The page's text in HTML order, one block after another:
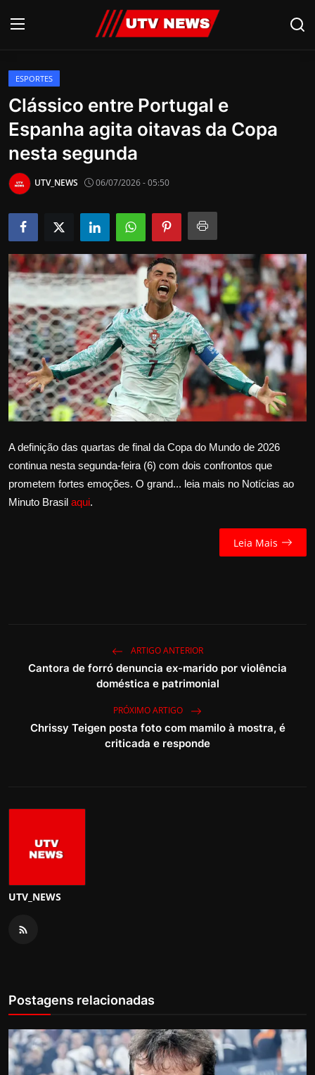
AO VIVO
PIRACICABA
CAMPINAS
LIMEIRA
ESPIRITO SANTO
Economia
Internacional
APOIE
Educação
Política
Saúde
ESPORTES
Clássico entre Portugal e
Espanha agita oitavas da Copa
nesta segunda
UTV_NEWS 06/07/2026 - 05:50
A definição das quartas de final da Copa do Mundo de 2026
continua nesta segunda-feira (6) com dois confrontos que
prometem fortes emoções. O grand... leia mais no Notícias ao
Minuto Brasil aqui.
Leia Mais
ARTIGO ANTERIOR
Cantora de forró denuncia ex-marido por violência
doméstica e patrimonial
PRÓXIMO ARTIGO
Chrissy Teigen posta foto com mamilo à mostra, é
criticada e responde
UTV_NEWS
Postagens relacionadas